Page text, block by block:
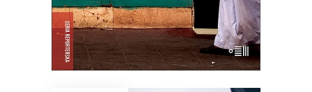
E-BOOK DO KOSZYKA